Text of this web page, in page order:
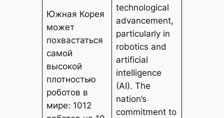
Южная Корея
может
похвастаться
самой
высокой
плотностью
роботов в
мире: 1012
technological
advancement,
particularly in
robotics and
artificial
intelligence
(AI). The
nation’s
commitment to